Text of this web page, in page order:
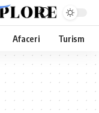
Afaceri Turism